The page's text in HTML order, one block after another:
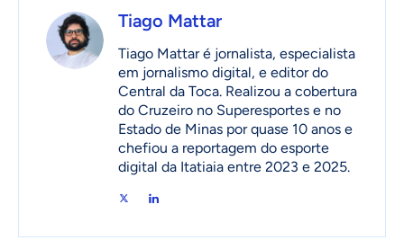
Tiago Mattar
Tiago Mattar é jornalista, especialista
em jornalismo digital, e editor do
Central da Toca. Realizou a cobertura
do Cruzeiro no Superesportes e no
Estado de Minas por quase 10 anos e
chefiou a reportagem do esporte
digital da Itatiaia entre 2023 e 2025.